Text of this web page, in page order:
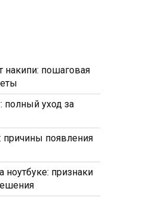
накипи: пошаговая
полный уход за
причины появления
признаки